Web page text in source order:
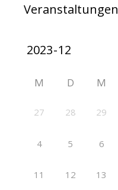
Veranstaltungen
M D M
27 28 29
4 5 6
11 12 13